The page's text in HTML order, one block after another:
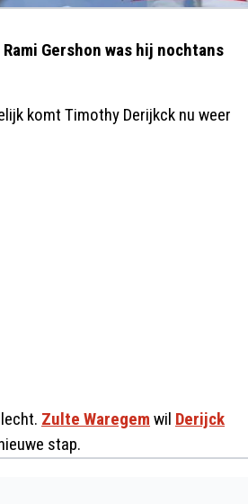
Gershon was hij nochtans
komt Timothy Derijkck nu weer
Zulte Waregem wil Derijck
stap.